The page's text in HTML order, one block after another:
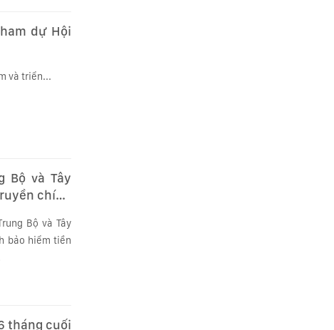
dự Hội
và triển...
Bộ và Tây
chính
Bộ và Tây
bảo hiểm tiền
tháng cuối